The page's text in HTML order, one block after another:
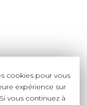
cookies pour vous
expérience sur
vous continuez à